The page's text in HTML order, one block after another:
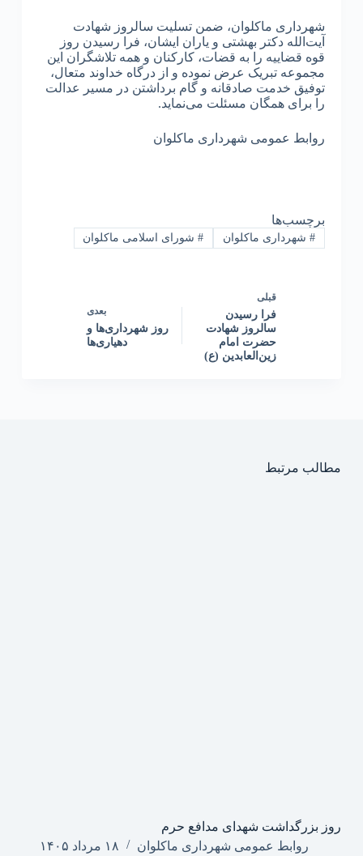
شهرداری ماکلوان، ضمن تسلیت سالروز شهادت
آیت‌الله دکتر بهشتی و یاران ایشان، فرا رسیدن روز
قوه قضاییه را به قضات، کارکنان و همه تلاشگران این
مجموعه تبریک عرض نموده و از درگاه خداوند متعال،
توفیق خدمت صادقانه و گام برداشتن در مسیر عدالت
را برای همگان مسئلت می‌نماید.
روابط عمومی شهرداری ماکلوان
برچسب‌ها
#شهرداری ماکلوان #شورای اسلامی ماکلوان
قبلی
فرا رسیدن
سالروز شهادت
حضرت امام
زین‌العابدین (ع)
بعدی
روز شهرداری‌ها و
دهیاری‌ها
مطالب مرتبط
روز بزرگداشت شهدای مدافع حرم
روابط عمومی شهرداری ماکلوان
۱۸ مرداد ۱۴۰۵